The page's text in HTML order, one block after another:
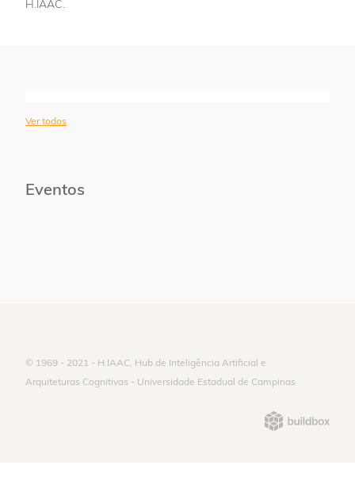
H.IAAC.
Eventos
Ver todos
© 1969 - 2021 - H.IAAC, Hub de Inteligência Artificial e
Arquiteturas Cognitivas - Universidade Estadual de Campinas